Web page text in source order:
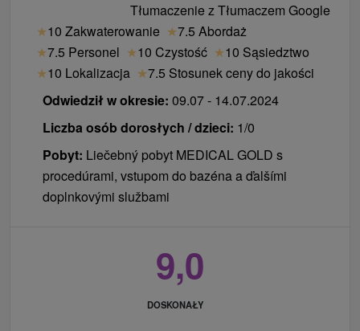
Tłumaczenie z Tłumaczem Google
★10 Zakwaterowanie ★7.5 Abordaż
★7.5 Personel ★10 Czystość ★10 Sąsiedztwo
★10 Lokalizacja ★7.5 Stosunek ceny do jakości
Odwiedził w okresie: 09.07 - 14.07.2024
Liczba osób dorosłych / dzieci: 1/0
Pobyt: Liečebný pobyt MEDICAL GOLD s
procedúrami, vstupom do bazéna a ďalšími
doplnkovými službami
9,0
DOSKONAŁY